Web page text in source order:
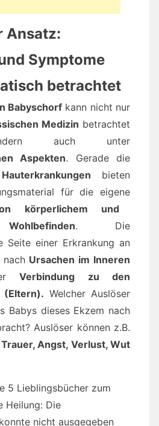
Ansatz:
Symptome
betrachtet
Babyschorf kann nicht nur
Medizin betrachtet
auch unter
Aspekten. Gerade die
bieten
für die eigene
körperlichem und
. Die
Seite einer Erkrankung an
nach Ursachen im Inneren
Verbindung zu den
(Eltern). Welcher Auslöser
Babys dieses Ekzem nach
Auslöser können z.B.
Angst, Verlust, Wut
5 Lieblingsbücher zum
Heilung: Die
nicht ausgegeben